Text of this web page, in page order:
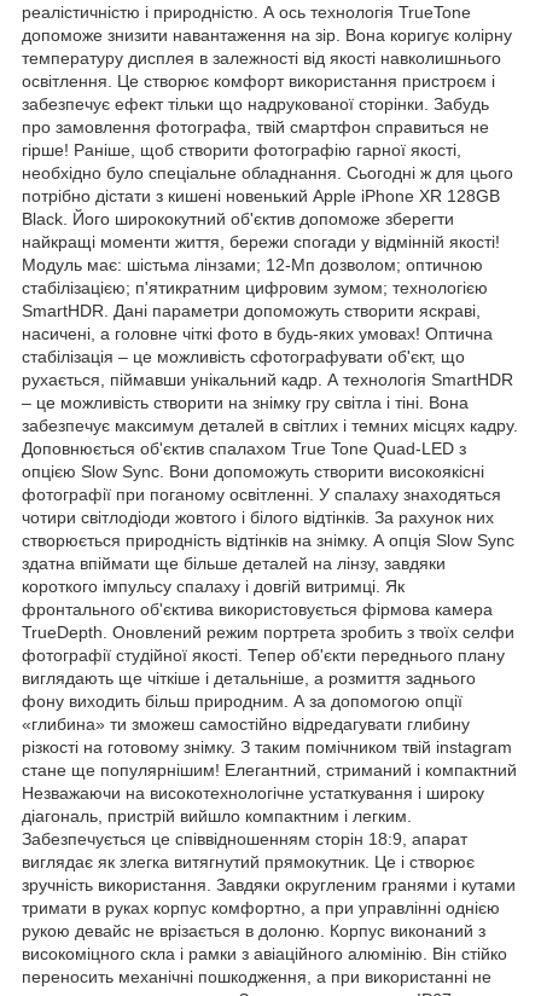
реалістичністю і природністю. А ось технологія TrueTone
допоможе знизити навантаження на зір. Вона коригує колірну
температуру дисплея в залежності від якості навколишнього
освітлення. Це створює комфорт використання пристроєм і
забезпечує ефект тільки що надрукованої сторінки. Забудь
про замовлення фотографа, твій смартфон справиться не
гірше! Раніше, щоб створити фотографію гарної якості,
необхідно було спеціальне обладнання. Сьогодні ж для цього
потрібно дістати з кишені новенький Apple iPhone XR 128GB
Black. Його ширококутний об'єктив допоможе зберегти
найкращі моменти життя, бережи спогади у відмінній якості!
Модуль має: шістьма лінзами; 12-Мп дозволом; оптичною
стабілізацією; п'ятикратним цифровим зумом; технологією
SmartHDR. Дані параметри допоможуть створити яскраві,
насичені, а головне чіткі фото в будь-яких умовах! Оптична
стабілізація – це можливість сфотографувати об'єкт, що
рухається, піймавши унікальний кадр. А технологія SmartHDR
– це можливість створити на знімку гру світла і тіні. Вона
забезпечує максимум деталей в світлих і темних місцях кадру.
Доповнюється об'єктив спалахом True Tone Quad-LED з
опцією Slow Sync. Вони допоможуть створити високоякісні
фотографії при поганому освітленні. У спалаху знаходяться
чотири світлодіоди жовтого і білого відтінків. За рахунок них
створюється природність відтінків на знімку. А опція Slow Sync
здатна впіймати ще більше деталей на лінзу, завдяки
короткого імпульсу спалаху і довгій витримці. Як
фронтального об'єктива використовується фірмова камера
TrueDepth. Оновлений режим портрета зробить з твоїх селфи
фотографії студійної якості. Тепер об'єкти переднього плану
виглядають ще чіткіше і детальніше, а розмиття заднього
фону виходить більш природним. А за допомогою опції
«глибина» ти зможеш самостійно відредагувати глибину
різкості на готовому знімку. З таким помічником твій instagram
стане ще популярнішим! Елегантний, стриманий і компактний
Незважаючи на високотехнологічне устаткування і широку
діагональ, пристрій вийшло компактним і легким.
Забезпечується це співвідношенням сторін 18:9, апарат
виглядає як злегка витягнутий прямокутник. Це і створює
зручність використання. Завдяки округленим гранями і кутами
тримати в руках корпус комфортно, а при управлінні однією
рукою девайс не врізається в долоню. Корпус виконаний з
високоміцного скла і рамки з авіаційного алюмінію. Він стійко
переносить механічні пошкодження, а при використанні не